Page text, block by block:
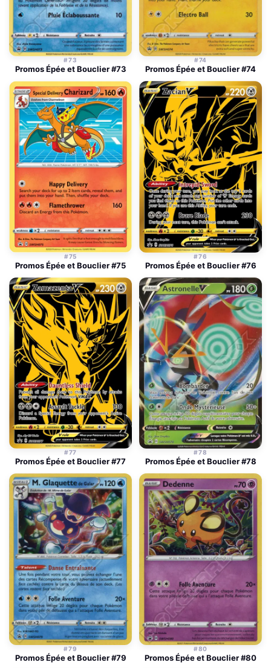
#73
Promos Épée et Bouclier #73
#74
Promos Épée et Bouclier #74
#75
Promos Épée et Bouclier #75
#76
Promos Épée et Bouclier #76
#77
Promos Épée et Bouclier #77
#78
Promos Épée et Bouclier #78
#79
Promos Épée et Bouclier #79
#80
Promos Épée et Bouclier #80